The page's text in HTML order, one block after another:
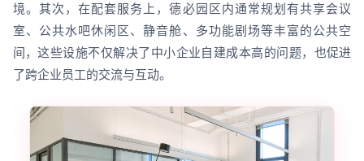
境。其次，在配套服务上，德必园区内通常规划有共享会议
室、公共水吧休闲区、静音舱、多功能剧场等丰富的公共空
间，这些设施不仅解决了中小企业自建成本高的问题，也促进
了跨企业员工的交流与互动。